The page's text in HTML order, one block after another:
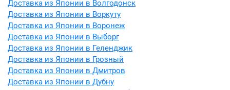
Доставка из Японии в Волгодонск
Доставка из Японии в Воркуту
Доставка из Японии в Воронеж
Доставка из Японии в Выборг
Доставка из Японии в Геленджик
Доставка из Японии в Грозный
Доставка из Японии в Дмитров
Доставка из Японии в Дубну